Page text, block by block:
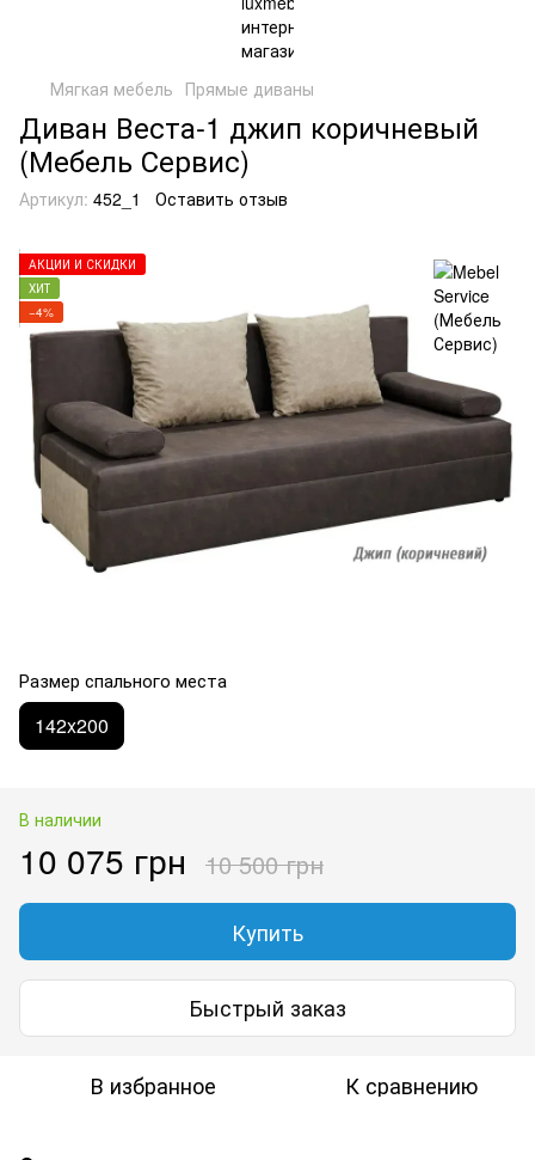
Мягкая мебель Прямые диваны
Диван Веста-1 джип коричневый
(Мебель Сервис)
Артикул: 452_1 Оставить отзыв
АКЦИИ И СКИДКИ
ХИТ
−4%
Размер спального места
142x200
В наличии
10 075 грн 10 500 грн
Купить
Быстрый заказ
В избранное К сравнению